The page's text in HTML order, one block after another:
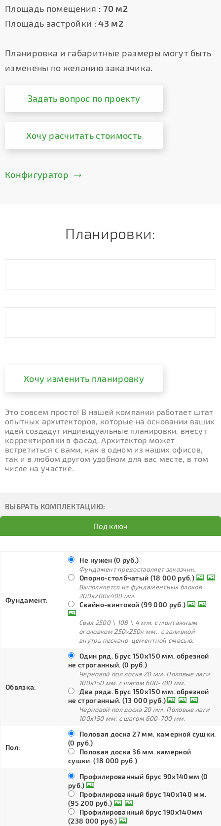
Площадь помещения : 70 м2
Площадь застройки : 43 м2
Планировка и габаритные размеры могут быть
изменены по желанию заказчика.
Задать вопрос по проекту
Хочу расчитать стоимость
Конфигуратор
Планировки:
Хочу изменить планировку
Это совсем просто! В нашей компании работает штат
опытных архитекторов, которые на основании ваших
идей создадут индивидуальные планировки, внесут
корректировки в фасад. Архитектор может
встретиться с вами, как в одном из наших офисов,
так и в любом другом удобном для вас месте, в том
числе на участке.
ВЫБРАТЬ КОМПЛЕКТАЦИЮ:
Под ключ
Фундамент:
Не нужен (0 руб.)
Фундамент предоставляет заказчик.
Опорно-столбчатый (18 000 руб.)
Выполняется из фундаментных блоков
200х200х400 мм.
Свайно-винтовой (99 000 руб.)
Свая 2500 \ 108 \ 4 мм. с монтажным
оголовком 250х250х мм., с заливкой
внутрь песчано-цементной смесью.
Обвязка:
Один ряд. Брус 150х150 мм. обрезной
не строганный. (0 руб.)
Черновой пол доска 20 мм. Половые лаги
100х150 мм. с шагом 600-700 мм.
Два ряда. Брус 150х150 мм. обрезной
не строганный. (13 000 руб.)
Черновой пол доска 20 мм. Половые лаги
100х150 мм. с шагом 600-700 мм.
Пол:
Половая доска 27 мм. камерной сушки.
(0 руб.)
Половая доска 36 мм. камерной
сушки. (18 000 руб.)
Профилированный брус 90х140мм (0
руб.)
Профилированный брус 140х140 мм.
(95 200 руб.)
Профилированный брус 190х140мм
(238 000 руб.)